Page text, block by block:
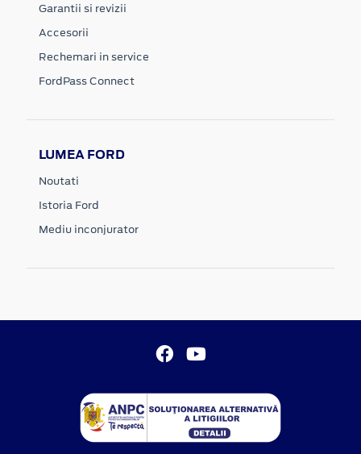
Garantii si revizii
Accesorii
Rechemari in service
FordPass Connect
LUMEA FORD
Noutati
Istoria Ford
Mediu inconjurator